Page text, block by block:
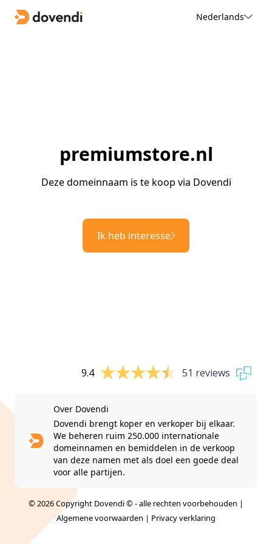
Nederlands
premiumstore.nl
Deze domeinnaam is te koop via Dovendi
Ik heb interesse
9.4 51 reviews
Over Dovendi
Dovendi brengt koper en verkoper bij elkaar.
We beheren ruim 250.000 internationale
domeinnamen en bemiddelen in de verkoop
van deze namen met als doel een goede deal
voor alle partijen.
© 2026 Copyright Dovendi © - alle rechten voorbehouden |
Algemene voorwaarden | Privacy verklaring